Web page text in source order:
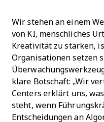
Wir stehen an einem
von KI, menschliches
Kreativität zu stärken,
Organisationen setzen
klare Botschaft: „Wir
Centers erklärt uns,
steht, wenn
Entscheidungen an